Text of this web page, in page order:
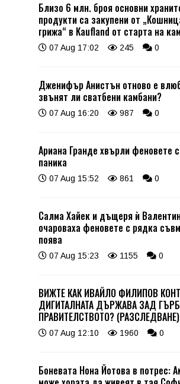
Близо 6 млн. броя основни
продукти са закупени от
грижа“ в Kaufland от старта на
07 Aug 17:02 245 0
Дженифър Анистън отново е
звънят ли сватбени камбани?
07 Aug 16:20 987 0
Ариана Гранде хвърли феновете
паника
07 Aug 15:52 861 0
Салма Хайек и дъщеря ѝ
очароваха феновете с рядка
поява
07 Aug 15:23 1155 0
ВИЖТЕ КАК ИВАЙЛО ФИЛИПОВ
ДИГИТАЛНАТА ДЪРЖАВА ЗАД
ПРАВИТЕЛСТВОТО? (РАЗСЛЕДВАНЕ)
07 Aug 12:10 1960 0
Боневата Нона Йотова в потрес: